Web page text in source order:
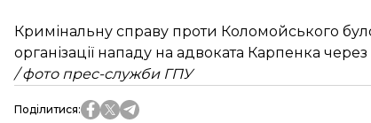
Кримінальну справу проти Коломойського
організації нападу на адвоката Карпенка
/ фото прес-служби ГПУ
Поділитися: